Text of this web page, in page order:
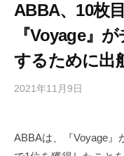
ABBA、10枚
『Voyage』
するために出
2021年11月9日
iの
ABBAは、『Voyage』